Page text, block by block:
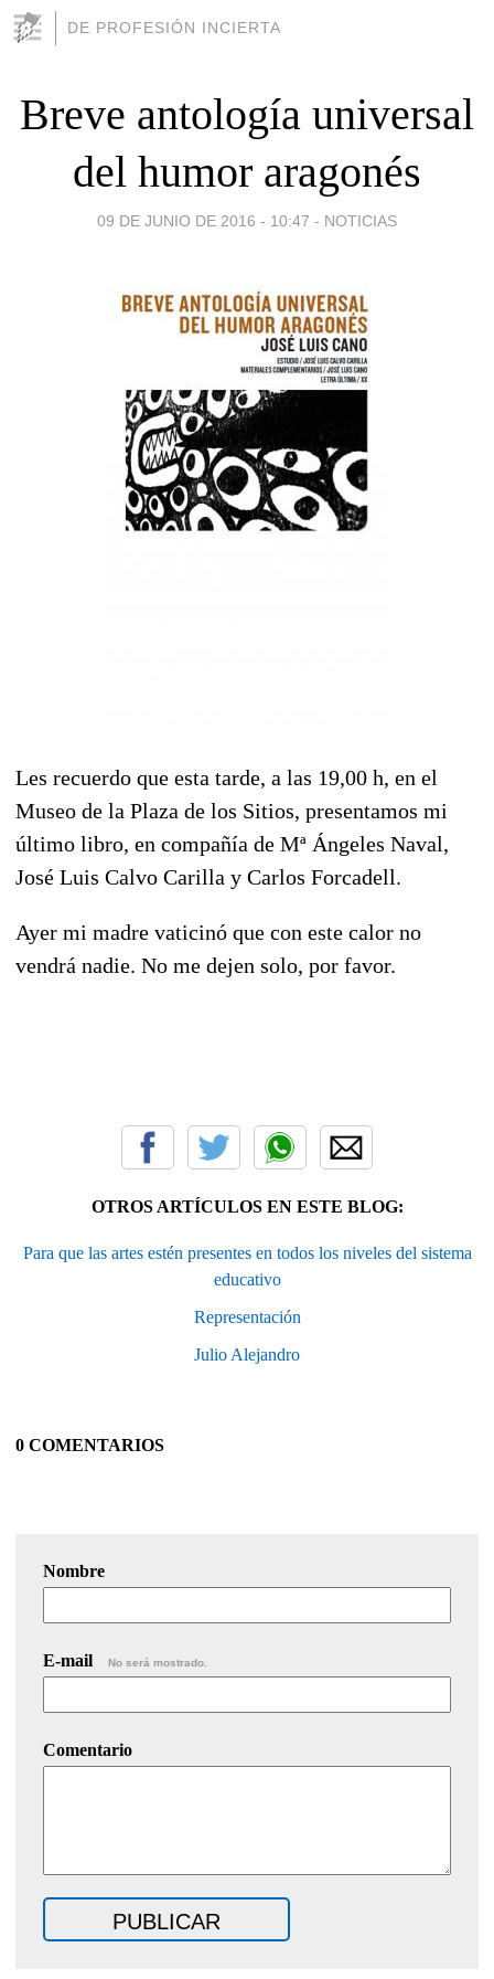
DE PROFESIÓN INCIERTA
Breve antología universal
del humor aragonés
09 DE JUNIO DE 2016 - 10:47 - NOTICIAS
Les recuerdo que esta tarde, a las 19,00 h, en el
Museo de la Plaza de los Sitios, presentamos mi
último libro, en compañía de Mª Ángeles Naval,
José Luis Calvo Carilla y Carlos Forcadell.
Ayer mi madre vaticinó que con este calor no
vendrá nadie. No me dejen solo, por favor.
OTROS ARTÍCULOS EN ESTE BLOG:
Para que las artes estén presentes en todos los niveles del sistema
educativo
Representación
Julio Alejandro
0 COMENTARIOS
Nombre
E-mail No será mostrado.
Comentario